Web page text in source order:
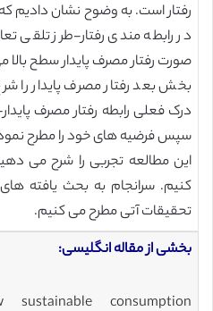
رفتار است. به وضوح نشان دادیم
در رابطه مندی رفتار-طرز تلقی
صورت رفتار مصرف پایدار سطح بالا
بخش بعد رفتار مصرف پایدار را
درک فعلی رابطه رفتار مصرف
سپس فرضیه های خود را مطرح
این مطالعه تجربی را شرح می
کنیم. سرانجام به بحث یافته
تحقیقات آتی مطرح می کنیم.
بخشی از مقاله انگلیسی:
sustainable consumption